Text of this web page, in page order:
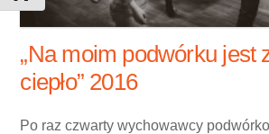
„Na moim podwórku jest
ciepło” 2016
Po raz czwarty wychowawcy